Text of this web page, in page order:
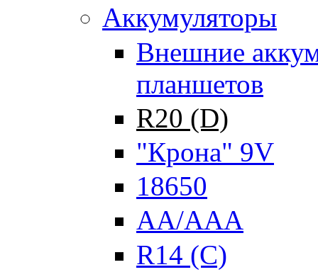
Аккумуляторы
Внешние
планшетов
R20 (D)
"Крона" 9V
18650
AA/AAA
R14 (C)